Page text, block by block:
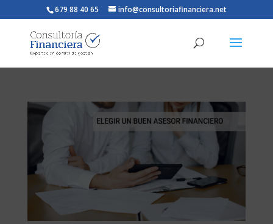
679 88 40 65 info@consultoriafinanciera.net